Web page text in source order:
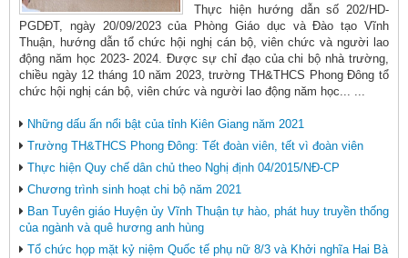
Thực hiện hướng dẫn số 202/HD-
PGDĐT, ngày 20/09/2023 của Phòng Giáo dục và Đào tạo Vĩnh
Thuận, hướng dẫn tổ chức hội nghị cán bộ, viên chức và người lao
động năm học 2023- 2024. Được sự chỉ đạo của chi bộ nhà trường,
chiều ngày 12 tháng 10 năm 2023, trường TH&THCS Phong Đông tổ
chức hội nghị cán bộ, viên chức và người lao động năm học... ...
Những dấu ấn nổi bật của tỉnh Kiên Giang năm 2021
Trường TH&THCS Phong Đông: Tết đoàn viên, tết vì đoàn viên
Thực hiện Quy chế dân chủ theo Nghị định 04/2015/NĐ-CP
Chương trình sinh hoạt chi bộ năm 2021
Ban Tuyên giáo Huyện ủy Vĩnh Thuận tự hào, phát huy truyền thống
của ngành và quê hương anh hùng
Tổ chức họp mặt kỷ niệm Quốc tế phụ nữ 8/3 và Khởi nghĩa Hai Bà